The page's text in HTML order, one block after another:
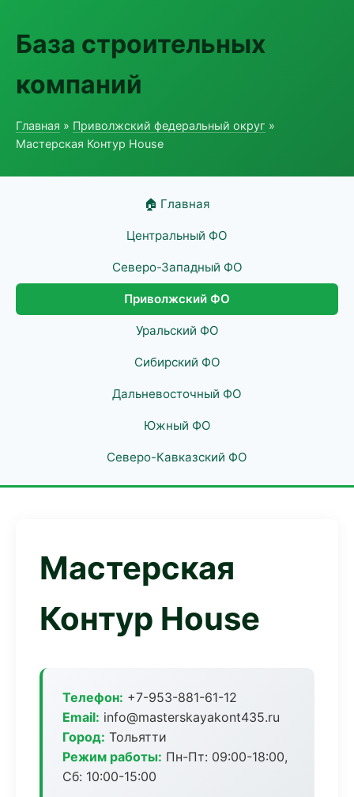
База строительных
компаний
Главная » Приволжский федеральный округ »
Мастерская Контур House
🏠 Главная
Центральный ФО
Северо-Западный ФО
Приволжский ФО
Уральский ФО
Сибирский ФО
Дальневосточный ФО
Южный ФО
Северо-Кавказский ФО
Мастерская
Контур House
Телефон: +7-953-881-61-12
Email: info@masterskayakont435.ru
Город: Тольятти
Режим работы: Пн-Пт: 09:00-18:00,
Сб: 10:00-15:00